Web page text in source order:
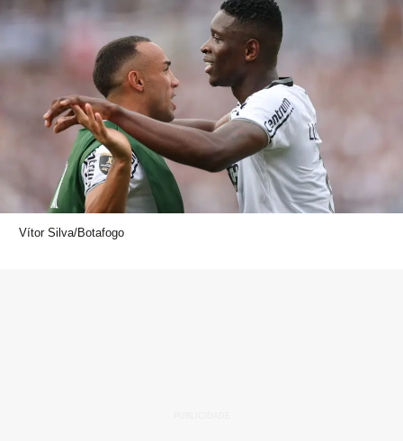
Vítor Silva/Botafogo